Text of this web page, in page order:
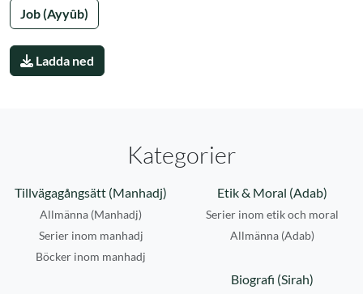
Job (Ayyûb)
Ladda ned
Kategorier
Tillvägagångsätt (Manhadj)
Allmänna (Manhadj)
Serier inom manhadj
Böcker inom manhadj
Etik & Moral (Adab)
Serier inom etik och moral
Allmänna (Adab)
Biografi (Sirah)